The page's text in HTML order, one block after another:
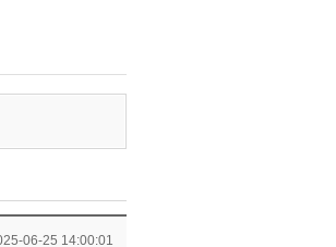
06-25 14:00:01